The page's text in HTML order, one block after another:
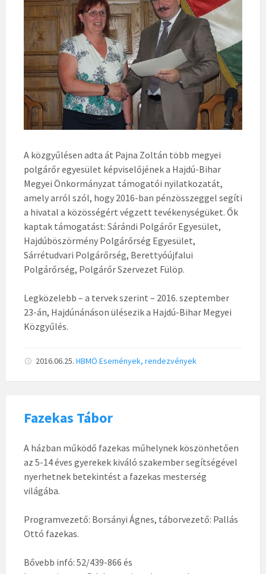
A közgyűlésen adta át Pajna Zoltán több megyei
polgárőr egyesület képviselőjének a Hajdú-Bihar
Megyei Önkormányzat támogatói nyilatkozatát,
amely arról szól, hogy 2016-ban pénzösszeggel segíti
a hivatal a közösségért végzett tevékenységüket. Ők
kaptak támogatást: Sárándi Polgárőr Egyesület,
Hajdúböszörmény Polgárőrség Egyesület,
Sárrétudvari Polgárőrség, Berettyóújfalui
Polgárőrség, Polgárőr Szervezet Fülöp.
Legközelebb – a tervek szerint – 2016. szeptember
23-án, Hajdúnánáson ülésezik a Hajdú-Bihar Megyei
Közgyűlés.
2016.06.25. HBMÖ Események, rendezvények
Fazekas Tábor
A házban működő fazekas műhelynek köszönhetően
az 5-14 éves gyerekek kiváló szakember segítségével
nyerhetnek betekintést a fazekas mesterség
világába.
Programvezető: Borsányi Ágnes, táborvezető: Pallás
Ottó fazekas.
Bővebb infó: 52/439-866 és